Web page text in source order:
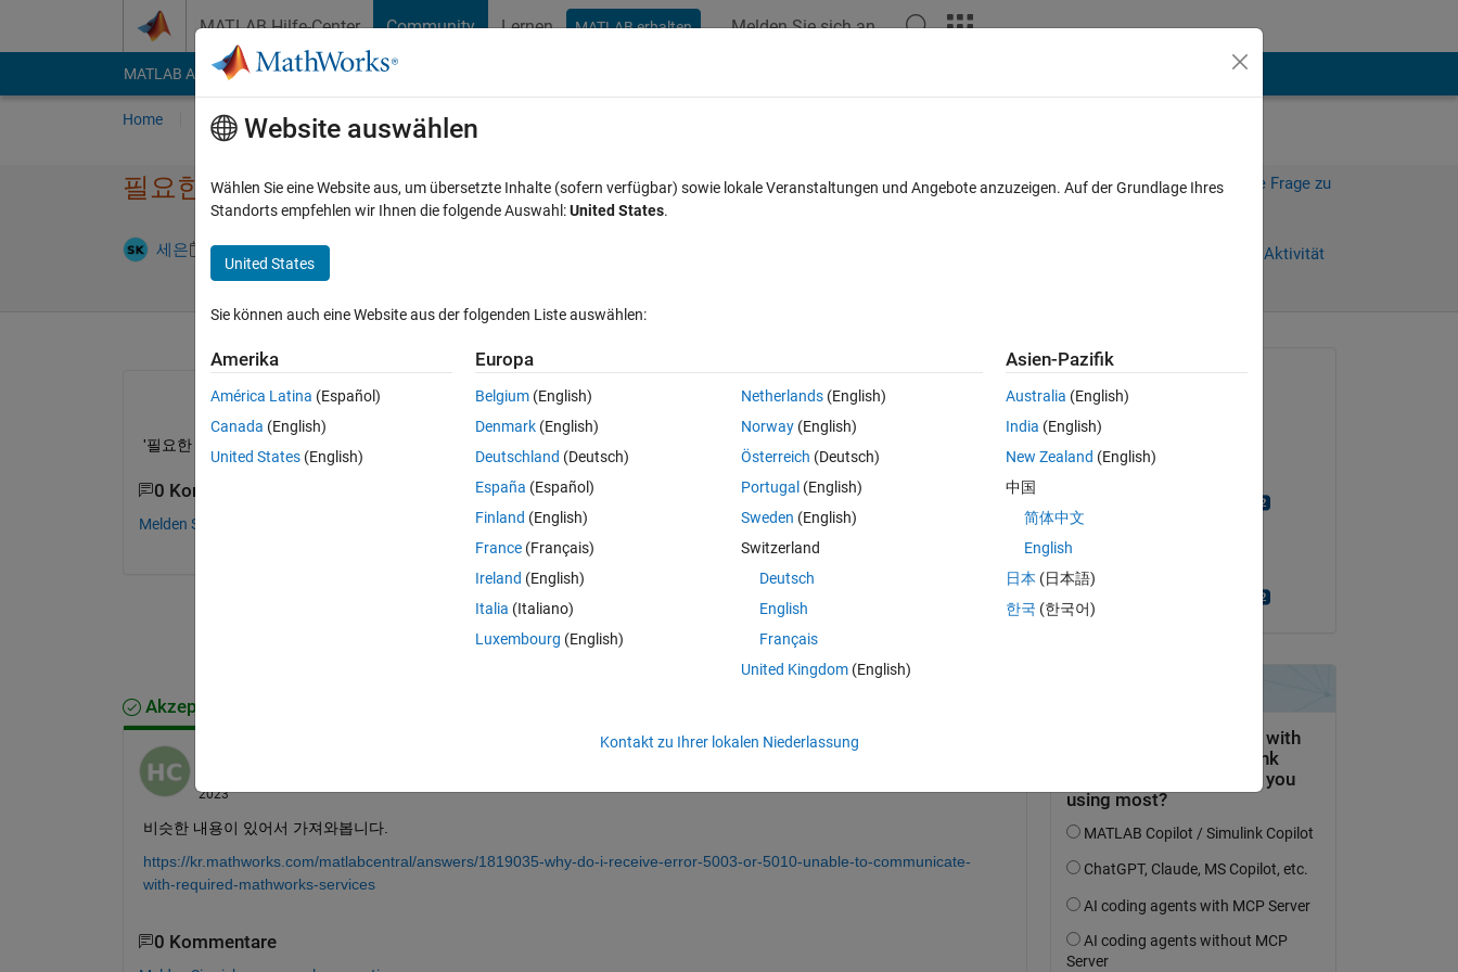
MATLAB Hilfe-Center Community Lernen MATLAB erhalten Melden Sie sich an
MATLAB Answers File Exchange Cody
Home Fragen Antworten Durchsuchen
필요한 mathworks 서비스와 통신할 수 없습니다
세은 22 Aug. 2023 1 Antwort
Melden Sie sich an, um diese Frage zu
Anmelden, um Aktivität
0 Stimmen
'필요한 mathworks 서비스와 통신할 수 없습니다.'라고 나오는데 어떻게 해야 하나요?
0 Kommentare
Melden Sie sich an, um zu kommentieren.
Melden Sie sich an, um diese Frage zu beantworten.
Akzeptierte Antwort
2023
비슷한 내용이 있어서 가져와봅니다.
https://kr.mathworks.com/matlabcentral/answers/1819035-why-do-i-receive-error-5003-or-5010-unable-to-communicate-
with-required-mathworks-services
0 Kommentare
세은
am 22 Aug. 2023
am 22 Aug. 2023
Akzeptiert:
Website auswählen
Wählen Sie eine Website aus, um übersetzte Inhalte (sofern verfügbar) sowie lokale Veranstaltungen und Angebote anzuzeigen. Auf der Grundlage Ihres
Standorts empfehlen wir Ihnen die folgende Auswahl:United States.
United States
Sie können auch eine Website aus der folgenden Liste auswählen:
Amerika
América Latina (Español)
Canada (English)
United States (English)
Europa
Belgium (English)
Denmark (English)
Deutschland (Deutsch)
España (Español)
Finland (English)
France (Français)
Ireland (English)
Italia (Italiano)
Luxembourg (English)
Netherlands(English)
Norway(English)
Österreich (Deutsch)
Portugal (English)
Sweden (English)
Switzerland
Deutsch
English
Français
United Kingdom(English)
Asien-Pazifik
Australia (English)
India (English)
New Zealand (English)
中国
简体中文
English
日本 (日本語)
한국 (한국어)
Kontakt zu Ihrer lokalen Niederlassung